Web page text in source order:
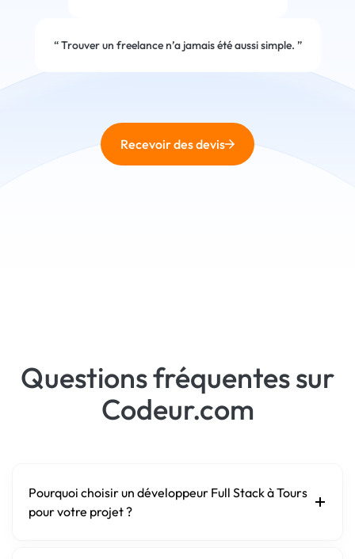
“Trouver un freelance n’a jamais été aussi simple. ”
Recevoir des devis
Questions fréquentes sur
Codeur.com
Pourquoi choisir un développeur Full Stack à Tours
pour votre projet ?